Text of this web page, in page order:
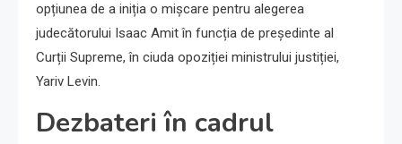
opțiunea de a iniția o mișcare pentru alegerea
judecătorului Isaac Amit în funcția de președinte al
Curții Supreme, în ciuda opoziției ministrului justiției,
Yariv Levin.
Dezbateri în cadrul